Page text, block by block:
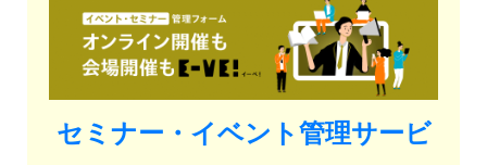
セミナー・イベント管理サービ